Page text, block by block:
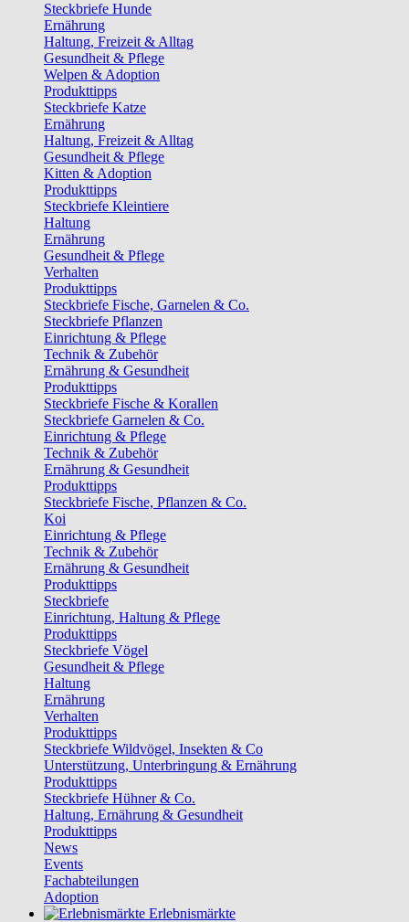
Steckbriefe Hunde
Ernährung
Haltung, Freizeit & Alltag
Gesundheit & Pflege
Welpen & Adoption
Produkttipps
Steckbriefe Katze
Ernährung
Haltung, Freizeit & Alltag
Gesundheit & Pflege
Kitten & Adoption
Produkttipps
Steckbriefe Kleintiere
Haltung
Ernährung
Gesundheit & Pflege
Verhalten
Produkttipps
Steckbriefe Fische, Garnelen & Co.
Steckbriefe Pflanzen
Einrichtung & Pflege
Technik & Zubehör
Ernährung & Gesundheit
Produkttipps
Steckbriefe Fische & Korallen
Steckbriefe Garnelen & Co.
Einrichtung & Pflege
Technik & Zubehör
Ernährung & Gesundheit
Produkttipps
Steckbriefe Fische, Pflanzen & Co.
Koi
Einrichtung & Pflege
Technik & Zubehör
Ernährung & Gesundheit
Produkttipps
Steckbriefe
Einrichtung, Haltung & Pflege
Produkttipps
Steckbriefe Vögel
Gesundheit & Pflege
Haltung
Ernährung
Verhalten
Produkttipps
Steckbriefe Wildvögel, Insekten & Co
Unterstützung, Unterbringung & Ernährung
Produkttipps
Steckbriefe Hühner & Co.
Haltung, Ernährung & Gesundheit
Produkttipps
News
Events
Fachabteilungen
Adoption
Erlebnismärkte